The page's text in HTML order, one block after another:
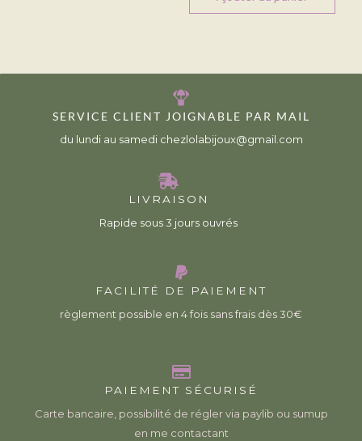
SERVICE CLIENT JOIGNABLE PAR MAIL
du lundi au samedi chezlolabijoux@gmail.com
LIVRAISON
Rapide sous 3 jours ouvrés
FACILITÉ DE PAIEMENT
règlement possible en 4 fois sans frais dès 30€
PAIEMENT SÉCURISÉ
Carte bancaire, possibilité de régler via paylib ou sumup
en me contactant